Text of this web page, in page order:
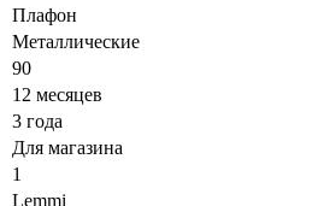
Плафон
Металлические
90
12 месяцев
3 года
Для магазина
1
Lemmi